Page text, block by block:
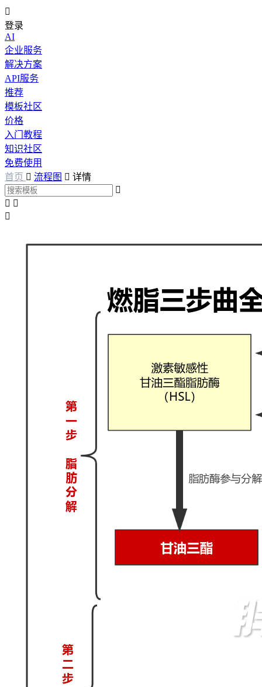

登录
AI
企业服务
解决方案
API服务
推荐
模板社区
价格
入门教程
知识社区
免费使用
首页  流程图  详情

 
